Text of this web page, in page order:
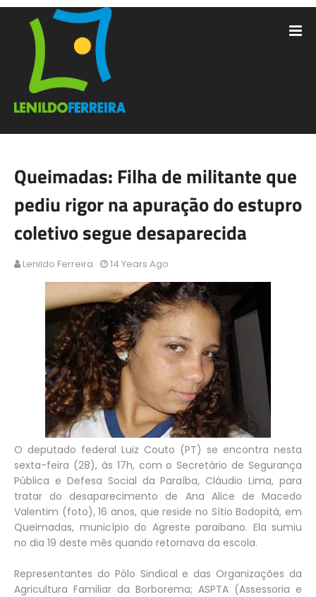
Queimadas: Filha de militante que
pediu rigor na apuração do estupro
coletivo segue desaparecida
Lenildo Ferreira 14 Years Ago
O deputado federal Luiz Couto (PT) se encontra nesta
sexta-feira (28), às 17h, com o Secretário de Segurança
Pública e Defesa Social da Paraíba, Cláudio Lima, para
tratar do desaparecimento de Ana Alice de Macedo
Valentim (foto), 16 anos, que reside no Sítio Bodopitá, em
Queimadas, município do Agreste paraibano. Ela sumiu
no dia 19 deste mês quando retornava da escola.
Representantes do Pólo Sindical e das Organizações da
Agricultura Familiar da Borborema; ASPTA (Assessoria e